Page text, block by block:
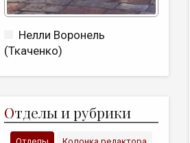
Нелли Воронель
(Ткаченко)
Отделы и рубрики